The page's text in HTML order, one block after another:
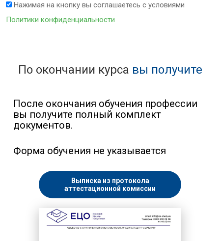
Нажимая на кнопку вы соглашаетесь с условиями
Политики конфиденциальности
По окончании курса вы получите
После окончания обучения профессии
вы получите полный комплект
документов.
Форма обучения не указывается
Выписка из протокола
аттестационной комиссии